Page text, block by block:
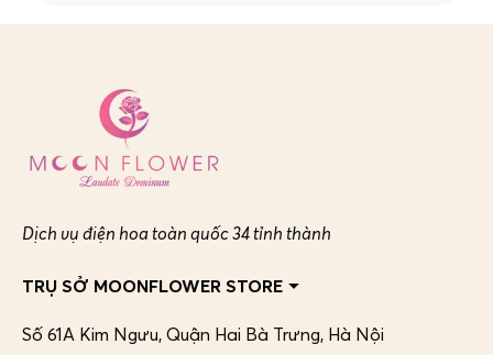
Dịch vụ điện hoa toàn quốc 34 tỉnh thành
TRỤ SỞ MOONFLOWER STORE
Số 61A Kim Ngưu, Quận Hai Bà Trưng, Hà Nội